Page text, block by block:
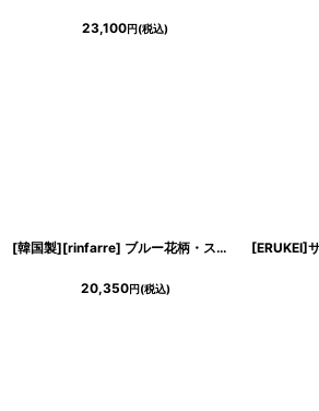
23,100円(税込)
[韓国製][rinfarre] ブルー花柄・スタイリッシュ・オープンショルダー・マーメイド・マキシ・ロングドレス・ワンピース[山崎みどり着用][送料無料]
20,350円(税込)